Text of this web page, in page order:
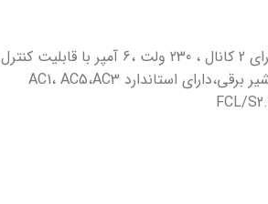
عملگر KNX فن کویل دارای 2 کانال ، 230 ولت ،6 آمپر با قابلیت کنترل
سه دور فن و فرمان به شیر برقی،دارای استاندارد AC1، AC5،AC3